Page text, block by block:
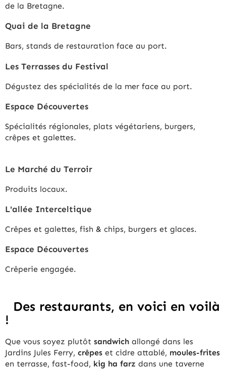
de la Bretagne.
Quai de la Bretagne
Bars, stands de restauration face au port.
Les Terrasses du Festival
Dégustez des spécialités de la mer face au port.
Espace Découvertes
Spécialités régionales, plats végétariens, burgers,
crêpes et galettes.
Le Marché du Terroir
Produits locaux.
L'allée Interceltique
Crêpes et galettes, fish & chips, burgers et glaces.
Espace Découvertes
Crêperie engagée.
Des restaurants, en voici en voilà
!
Que vous soyez plutôt sandwich allongé dans les
Jardins Jules Ferry, crêpes et cidre attablé, moules-frites
en terrasse, fast-food, kig ha farz dans une taverne